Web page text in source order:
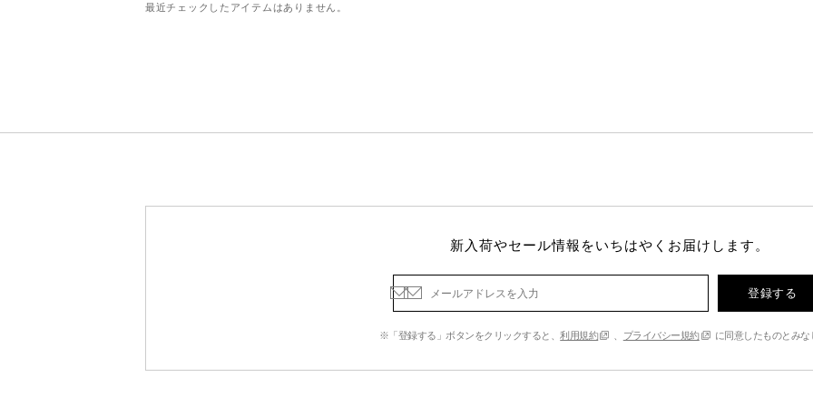
最近チェックしたアイテムはありません。
新入荷やセール情報をいちはやくお届けします。
登録する
※「登録する」ボタンをクリックすると、利用規約 プライバシー規約 に同意したものとみな